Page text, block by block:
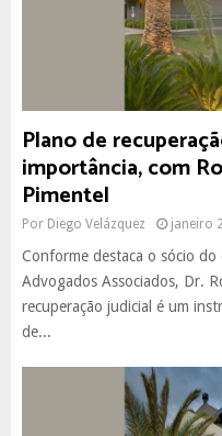
Plano de
importância, com
Pimentel
Por Diego Velázquez janeiro
Conforme destaca o sócio
Advogados Associados, Dr.
recuperação judicial é um
de...